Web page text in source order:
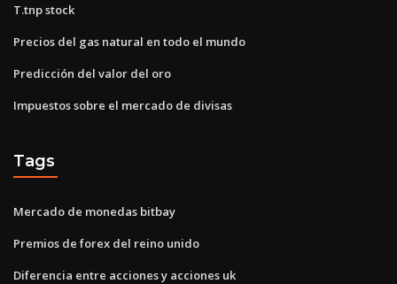
T.tnp stock
Precios del gas natural en todo el mundo
Predicción del valor del oro
Impuestos sobre el mercado de divisas
Tags
Mercado de monedas bitbay
Premios de forex del reino unido
Diferencia entre acciones y acciones uk